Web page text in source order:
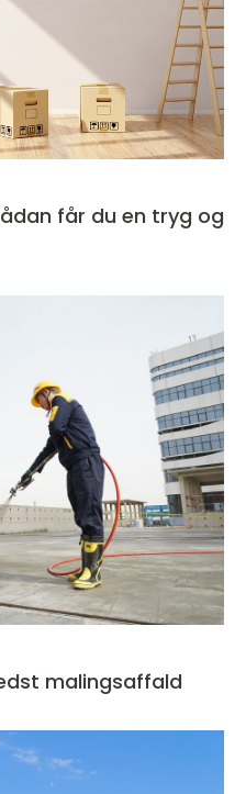
får du en tryg og
malingsaffald